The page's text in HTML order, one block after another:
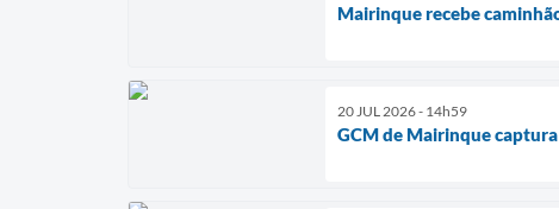
Mairinque recebe
20 JUL 2026 - 14h59
GCM de Mairinque